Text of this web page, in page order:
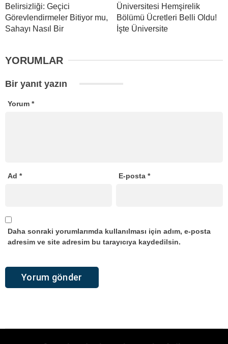
Belirsizliği: Geçici
Görevlendirmeler Bitiyor mu,
Sahayı Nasıl Bir
Üniversitesi Hemşirelik
Bölümü Ücretleri Belli Oldu!
İşte Üniversite
YORUMLAR
Bir yanıt yazın
Yorum *
Ad * E-posta*
Daha sonraki yorumlarımda kullanılması için adım, e-posta
adresim ve site adresim bu tarayıcıya kaydedilsin.